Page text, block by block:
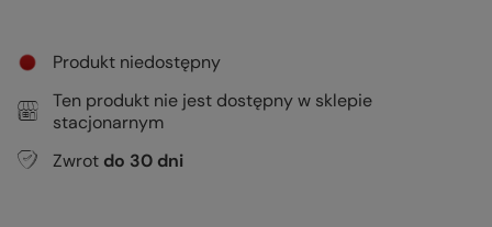
Produkt niedostępny
Ten produkt nie jest dostępny w sklepie
stacjonarnym
Zwrot do 30 dni